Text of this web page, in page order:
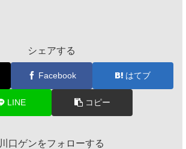
シェアする
Facebook はてブ
LINE コピー
川口ゲンをフォローする